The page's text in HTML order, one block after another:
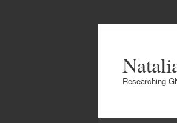
Researching